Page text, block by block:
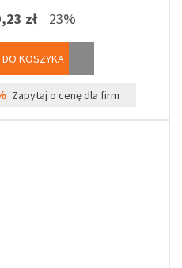
zł 23%
DO KOSZYKA
Zapytaj o cenę dla firm